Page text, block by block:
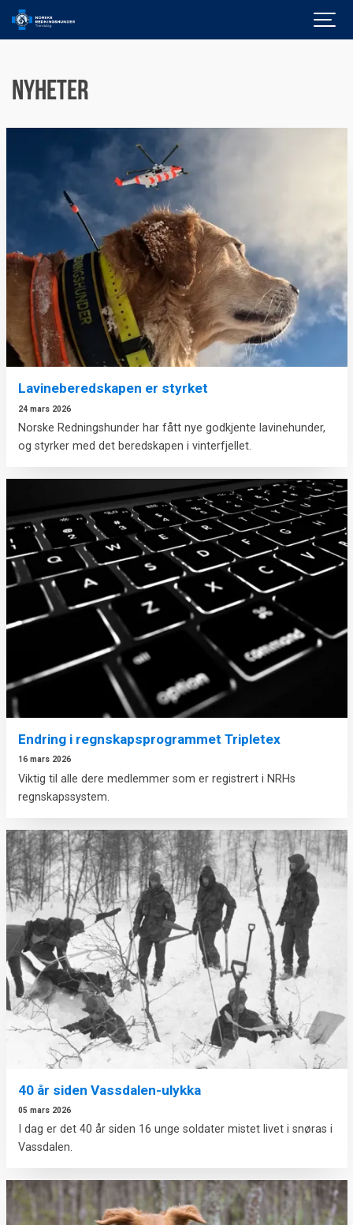
Nyheter
Lavineberedskapen er styrket
24 mars 2026
Norske Redningshunder har fått nye godkjente lavinehunder,
og styrker med det beredskapen i vinterfjellet.
Endring i regnskapsprogrammet Tripletex
16 mars 2026
Viktig til alle dere medlemmer som er registrert i NRHs
regnskapssystem.
40 år siden Vassdalen-ulykka
05 mars 2026
I dag er det 40 år siden 16 unge soldater mistet livet i snøras i
Vassdalen.